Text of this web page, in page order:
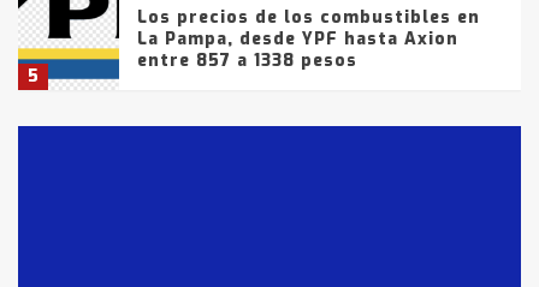
5
Los precios de los combustibles en
La Pampa, desde YPF hasta Axion
entre 857 a 1338 pesos